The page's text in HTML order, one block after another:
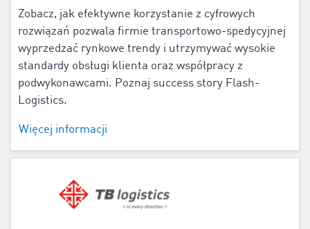
Zobacz, jak efektywne korzystanie z cyfrowych
rozwiązań pozwala firmie transportowo-spedycyjnej
wyprzedzać rynkowe trendy i utrzymywać wysokie
standardy obsługi klienta oraz współpracy z
podwykonawcami. Poznaj success story Flash-
Logistics.
Więcej informacji